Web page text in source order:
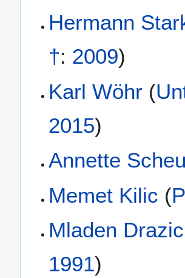
Hermann
†: 2009)
Karl Wöhr (
2015)
Annette
Memet Kilic (
Mladen Drazic
1991)